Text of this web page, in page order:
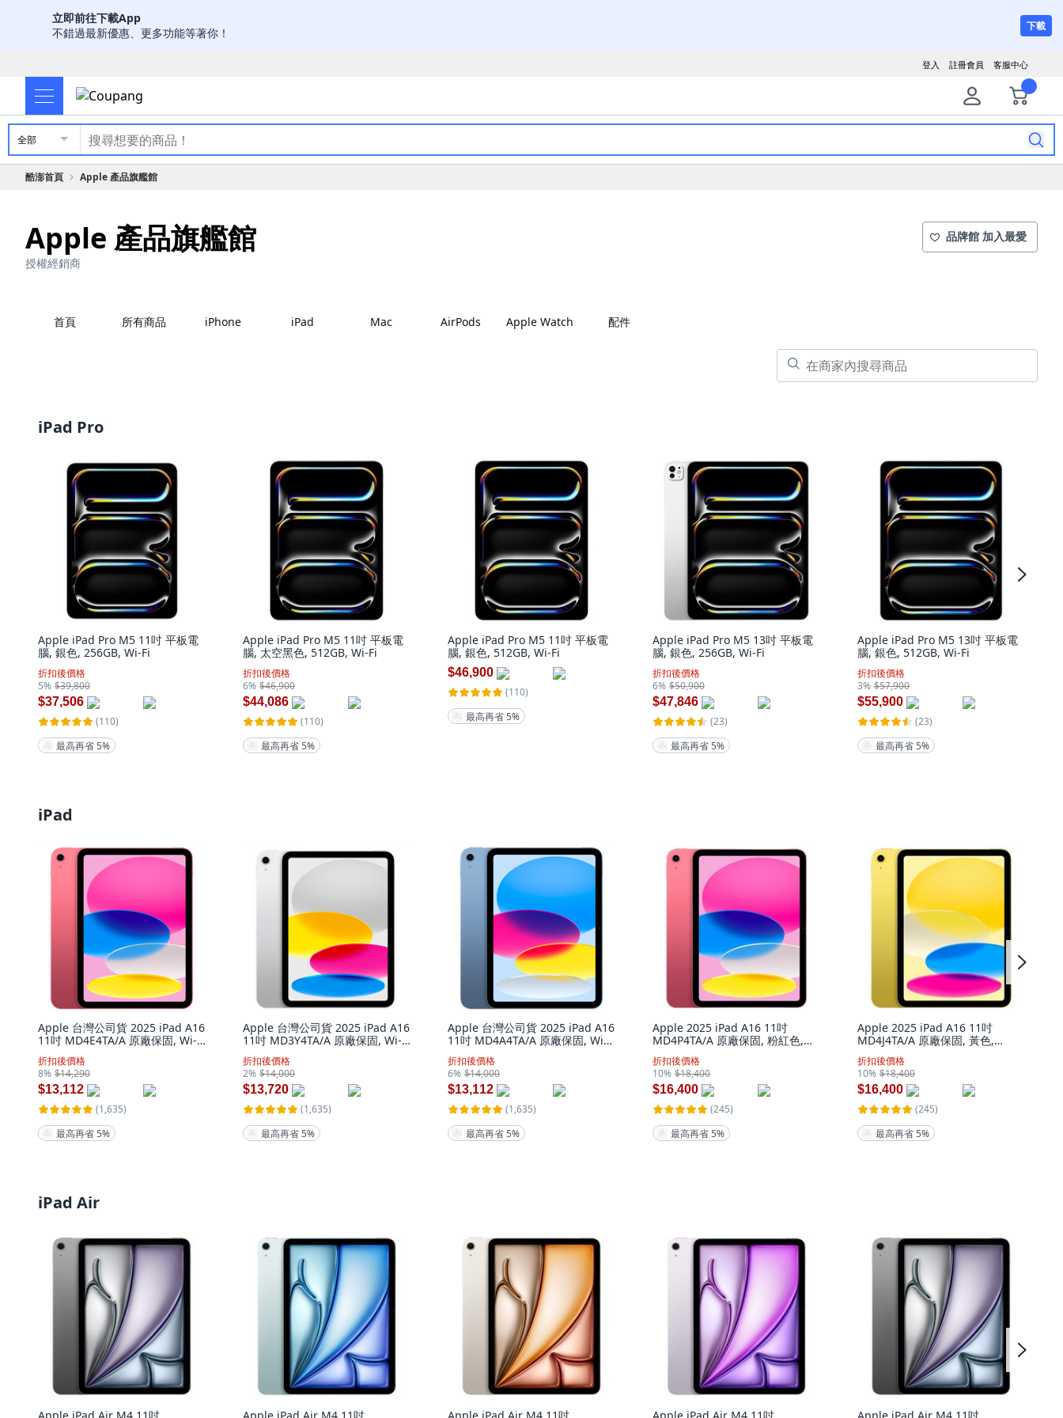
立即前往下載App
不錯過最新優惠、更多功能等著你！
下載
客服中心
註冊會員
登入
全部
酷澎首頁 Apple 產品旗艦館
Apple 產品旗艦館
授權經銷商
品牌館 加入最愛
首頁 所有商品 iPhone iPad Mac AirPods Apple Watch 配件
iPad Pro
Apple iPad Pro M5 11吋 平板電
腦, 銀色, 256GB, Wi-Fi
折扣後價格
5% $39,800
$37,506
(110)
最高再省 5%
Apple iPad Pro M5 11吋 平板電
腦, 太空黑色, 512GB, Wi-Fi
折扣後價格
6% $46,900
$44,086
(110)
最高再省 5%
Apple iPad Pro M5 11吋 平板電
腦, 銀色, 512GB, Wi-Fi
$46,900
(110)
最高再省 5%
Apple iPad Pro M5 13吋 平板電
腦, 銀色, 256GB, Wi-Fi
折扣後價格
6% $50,900
$47,846
(23)
最高再省 5%
Apple iPad Pro M5 13吋 平板電
腦, 銀色, 512GB, Wi-Fi
折扣後價格
3% $57,900
$55,900
(23)
最高再省 5%
iPad
Apple 台灣公司貨 2025 iPad A16
11吋 MD4E4TA/A 原廠保固, Wi-
Fi, 128GB, 粉紅色
折扣後價格
8% $14,290
$13,112
(1,635)
最高再省 5%
Apple 台灣公司貨 2025 iPad A16
11吋 MD3Y4TA/A 原廠保固, Wi-
Fi, 128GB, 銀色
折扣後價格
2% $14,000
$13,720
(1,635)
最高再省 5%
Apple 台灣公司貨 2025 iPad A16
11吋 MD4A4TA/A 原廠保固, Wi-
Fi, 128GB, 藍色
折扣後價格
6% $14,000
$13,112
(1,635)
最高再省 5%
Apple 2025 iPad A16 11吋
MD4P4TA/A 原廠保固, 粉紅色,
256GB, Wi-Fi
折扣後價格
10% $18,400
$16,400
(245)
最高再省 5%
Apple 2025 iPad A16 11吋
MD4J4TA/A 原廠保固, 黃色,
256GB, Wi-Fi
折扣後價格
10% $18,400
$16,400
(245)
最高再省 5%
iPad Air